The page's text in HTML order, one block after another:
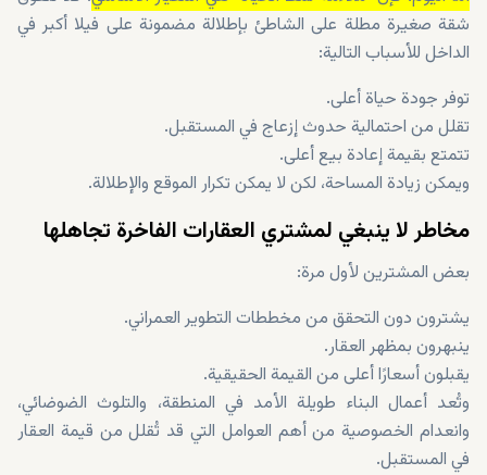
شقة صغيرة مطلة على الشاطئ بإطلالة مضمونة على فيلا أكبر في
الداخل للأسباب التالية:
توفر جودة حياة أعلى.
تقلل من احتمالية حدوث إزعاج في المستقبل.
تتمتع بقيمة إعادة بيع أعلى.
ويمكن زيادة المساحة، لكن لا يمكن تكرار الموقع والإطلالة.
مخاطر لا ينبغي لمشتري العقارات الفاخرة تجاهلها
بعض المشترين لأول مرة:
يشترون دون التحقق من مخططات التطوير العمراني.
ينبهرون بمظهر العقار.
يقبلون أسعارًا أعلى من القيمة الحقيقية.
وتُعد أعمال البناء طويلة الأمد في المنطقة، والتلوث الضوضائي،
وانعدام الخصوصية من أهم العوامل التي قد تُقلل من قيمة العقار
في المستقبل.